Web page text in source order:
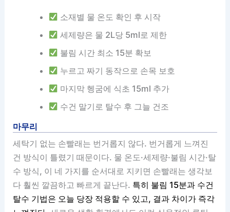
소재별 물 온도 확인 후 시작
세제량은 물 2L당 5ml로 제한
불림 시간 최소 15분 확보
누르고 짜기 동작으로 손목 보호
마지막 헹굼에 식초 15ml 추가
수건 말기로 탈수 후 그늘 건조
마무리
세탁기 없는 손빨래는 번거롭지 않다. 번거롭게 느껴진
건 방식이 틀렸기 때문이다. 물 온도·세제량·불림 시간·탈
수 방식, 이 네 가지를 순서대로 지키면 손빨래는 생각보
다 훨씬 깔끔하고 빠르게 끝난다. 특히 불림 15분과 수건
탈수 기법은 오늘 당장 적용할 수 있고, 결과 차이가 즉각